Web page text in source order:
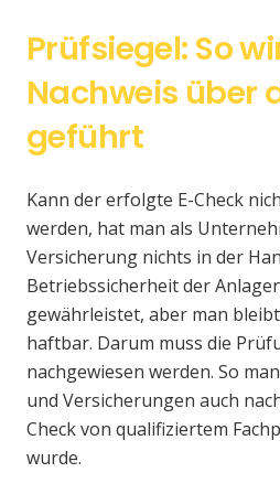
Prüfsiegel: So
Nachweis über
geführt
Kann der erfolgte E-Check
werden, hat man als
Versicherung nichts in der
Betriebssicherheit der
gewährleistet, aber man
haftbar. Darum muss die
nachgewiesen werden. So
und Versicherungen auch
Check von qualifiziertem
wurde.